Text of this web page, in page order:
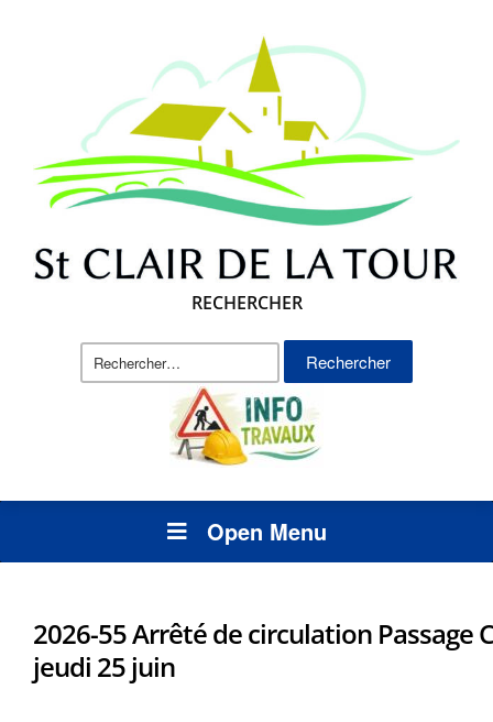
RECHERCHER
Rechercher :
Open Menu
2026-55 Arrêté de circulation Passage
jeudi 25 juin